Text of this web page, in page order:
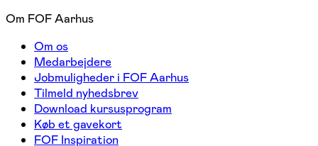
Om FOF Aarhus
Om os
Medarbejdere
Jobmuligheder i FOF Aarhus
Tilmeld nyhedsbrev
Download kursusprogram
Køb et gavekort
FOF Inspiration